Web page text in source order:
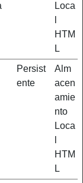
Loca
HTM
L
Persist
ente
Alm
acen
amie
nto
Loca
HTM
L